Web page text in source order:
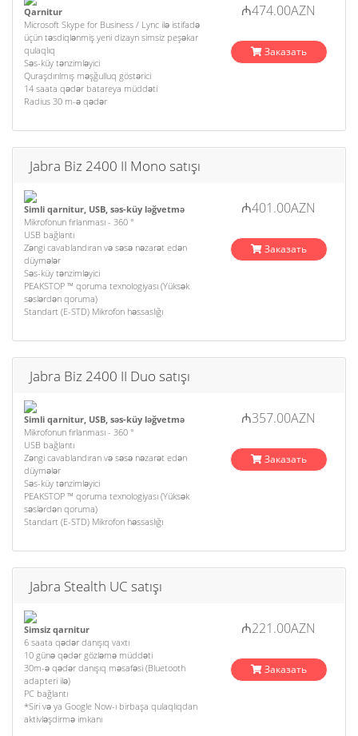
Qarnitur
Microsoft Skype for Business / Lync ilə istifadə
üçün təsdiqlənmiş yeni dizayn simsiz peşəkar
qulaqlıq
Səs-küy tənzimləyici
Quraşdırılmış məşğulluq göstərici
14 saata qədər batareya müddəti
Radius 30 m-ə qədər
₼474.00AZN
Заказать
Jabra Biz 2400 II Mono satışı
Simli qarnitur, USB, səs-küy ləğvetmə
Mikrofonun fırlanması - 360 °
USB bağlantı
Zəngi cavablandıran və səsə nəzarət edən
düymələr
Səs-küy tənzimləyici
PEAKSTOP ™ qoruma texnologiyası (Yüksək
səslərdən qoruma)
Standart (E-STD) Mikrofon həssaslığı
₼401.00AZN
Заказать
Jabra Biz 2400 II Duo satışı
Simli qarnitur, USB, səs-küy ləğvetmə
Mikrofonun fırlanması - 360 °
USB bağlantı
Zəngi cavablandıran və səsə nəzarət edən
düymələr
Səs-küy tənzimləyici
PEAKSTOP ™ qoruma texnologiyası (Yüksək
səslərdən qoruma)
Standart (E-STD) Mikrofon həssaslığı
₼357.00AZN
Заказать
Jabra Stealth UC satışı
Simsiz qarnitur
6 saata qədər danışıq vaxtı
10 günə qədər gözləmə müddəti
30m-ə qədər danışıq məsafəsi (Bluetooth
adapteri ilə)
PC bağlantı
*Siri və ya Google Now-ı birbaşa qulaqlıqdan
aktivləşdirmə imkanı
₼221.00AZN
Заказать